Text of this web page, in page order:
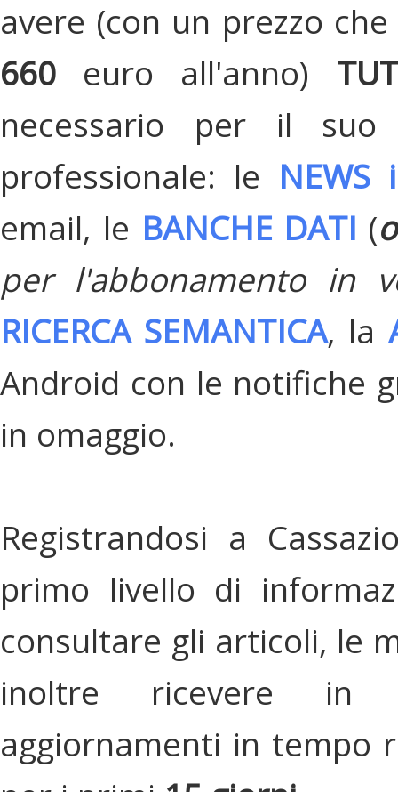
avere (con un prezzo
660 euro all'anno)
necessario per il suo
professionale: le
email, le BANCHE DATI (
per l'abbonamento in
RICERCA SEMANTICA, la
Android con le notifiche
in omaggio.
Registrandosi a
primo livello di
consultare gli articoli, le
inoltre ricevere in
aggiornamenti in tempo